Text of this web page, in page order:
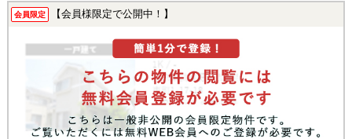
会員限定 【会員様限定で公開中！】